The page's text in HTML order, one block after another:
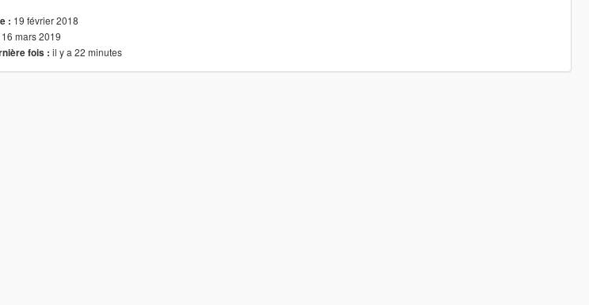
: 19 février 2018
16 mars 2019
fois : il y a 22 minutes